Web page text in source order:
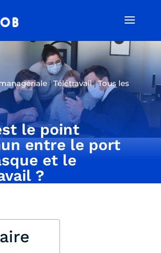
|Télétravail|Tous les
le point
entre le port
et le
?